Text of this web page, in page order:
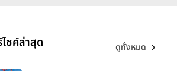
ซค์ล่าสุด ดูทั้งหมด